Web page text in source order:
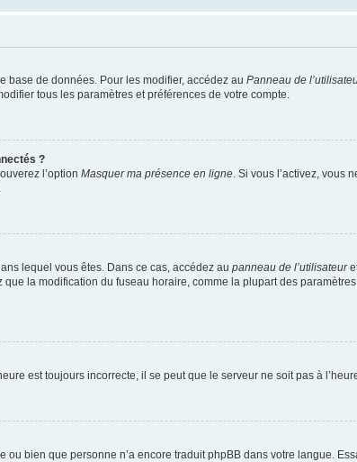
base de données. Pour les modifier, accédez au Panneau de
tous les paramètres et préférences de votre compte.
?
l’option Masquer ma présence en ligne. Si vous l’activez, vous
lequel vous êtes. Dans ce cas, accédez au panneau de l’utilisateur
la modification du fuseau horaire, comme la plupart des
est toujours incorrecte, il se peut que le serveur ne soit pas à
ou bien que personne n’a encore traduit phpBB dans votre langue.